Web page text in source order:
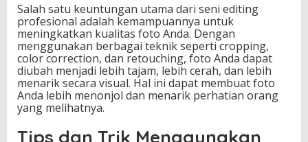
Salah satu keuntungan utama dari seni editing
profesional adalah kemampuannya untuk
meningkatkan kualitas foto Anda. Dengan
menggunakan berbagai teknik seperti cropping,
color correction, dan retouching, foto Anda dapat
diubah menjadi lebih tajam, lebih cerah, dan lebih
menarik secara visual. Hal ini dapat membuat foto
Anda lebih menonjol dan menarik perhatian orang
yang melihatnya.
Tips dan Trik Menggunakan